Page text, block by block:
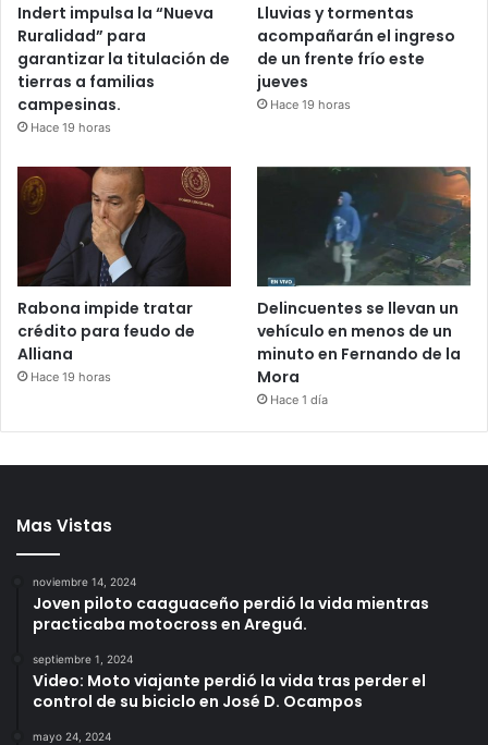
Indert impulsa la “Nueva
Ruralidad” para
garantizar la titulación de
tierras a familias
campesinas.
Hace 19 horas
Lluvias y tormentas
acompañarán el ingreso
de un frente frío este
jueves
Hace 19 horas
Rabona impide tratar
crédito para feudo de
Alliana
Hace 19 horas
Delincuentes se llevan un
vehículo en menos de un
minuto en Fernando de la
Mora
Hace 1 día
Mas Vistas
noviembre 14, 2024
Joven piloto caaguaceño perdió la vida mientras
practicaba motocross en Areguá.
septiembre 1, 2024
Video: Moto viajante perdió la vida tras perder el
control de su biciclo en José D. Ocampos
mayo 24, 2024